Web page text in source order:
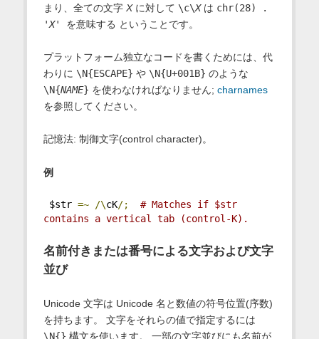
まり、全ての文字 Xに対して \c\Xは chr(28) .
'X' を意味する ということです。
プラットフォーム独立なコードを書くためには、代
わりに \N{ESCAPE} や \N{U+001B} のような
\N{NAME} を使わなければなりません; charnames
を参照してください。
記憶法: 制御文字(control character)。
例
$str =~ /\cK/;
# Matches if $str
contains a vertical tab (control-K).
名前付きまたは番号による文字および文字
並び
Unicode 文字は Unicode 名と数値の符号位置(序数)
を持ちます。 文字をそれらの値で指定するには
\N{} 構文を使います。 一部の文字並びにも名前が